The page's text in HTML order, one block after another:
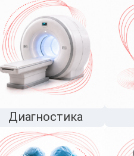
Диагностика